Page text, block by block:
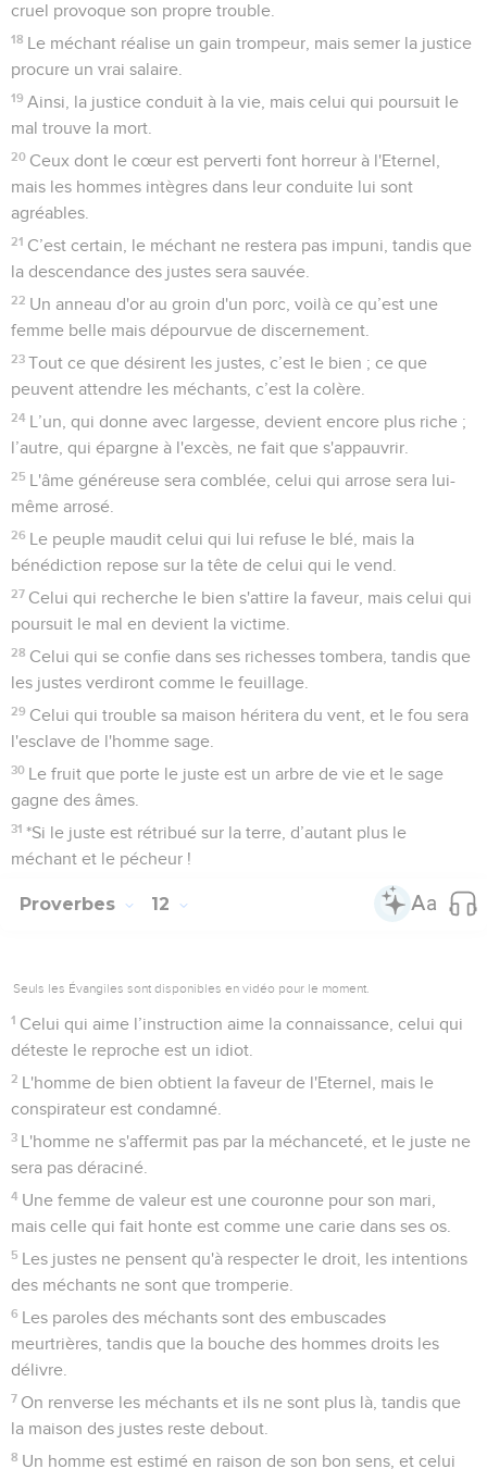
cruel provoque son propre trouble.
18 Le méchant réalise un gain trompeur, mais semer la justice
procure un vrai salaire.
19 Ainsi, la justice conduit à la vie, mais celui qui poursuit le
mal trouve la mort.
20 Ceux dont le cœur est perverti font horreur à l'Eternel,
mais les hommes intègres dans leur conduite lui sont
agréables.
21 C’est certain, le méchant ne restera pas impuni, tandis que
la descendance des justes sera sauvée.
22 Un anneau d'or au groin d'un porc, voilà ce qu’est une
femme belle mais dépourvue de discernement.
23 Tout ce que désirent les justes, c’est le bien ; ce que
peuvent attendre les méchants, c’est la colère.
24 L’un, qui donne avec largesse, devient encore plus riche ;
l’autre, qui épargne à l'excès, ne fait que s'appauvrir.
25 L'âme généreuse sera comblée, celui qui arrose sera lui-
même arrosé.
26 Le peuple maudit celui qui lui refuse le blé, mais la
bénédiction repose sur la tête de celui qui le vend.
27 Celui qui recherche le bien s'attire la faveur, mais celui qui
poursuit le mal en devient la victime.
28 Celui qui se confie dans ses richesses tombera, tandis que
les justes verdiront comme le feuillage.
29 Celui qui trouble sa maison héritera du vent, et le fou sera
l'esclave de l'homme sage.
30 Le fruit que porte le juste est un arbre de vie et le sage
gagne des âmes.
31 *Si le juste est rétribué sur la terre, d’autant plus le
méchant et le pécheur !
Proverbes 12
Seuls les Évangiles sont disponibles en vidéo pour le moment.
1 Celui qui aime l’instruction aime la connaissance, celui qui
déteste le reproche est un idiot.
2 L'homme de bien obtient la faveur de l'Eternel, mais le
conspirateur est condamné.
3 L'homme ne s'affermit pas par la méchanceté, et le juste ne
sera pas déraciné.
4 Une femme de valeur est une couronne pour son mari,
mais celle qui fait honte est comme une carie dans ses os.
5 Les justes ne pensent qu'à respecter le droit, les intentions
des méchants ne sont que tromperie.
6 Les paroles des méchants sont des embuscades
meurtrières, tandis que la bouche des hommes droits les
délivre.
7 On renverse les méchants et ils ne sont plus là, tandis que
la maison des justes reste debout.
8 Un homme est estimé en raison de son bon sens, et celui